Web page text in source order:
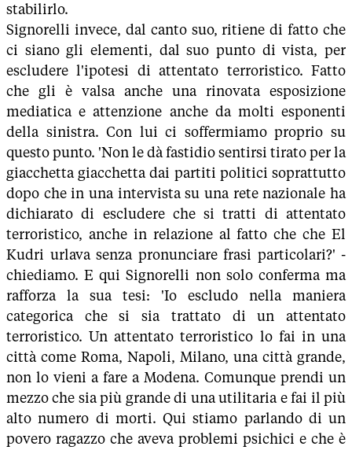
stabilirlo.
Signorelli invece, dal canto suo, ritiene di fatto che
ci siano gli elementi, dal suo punto di vista, per
escludere l'ipotesi di attentato terroristico. Fatto
che gli è valsa anche una rinovata esposizione
mediatica e attenzione anche da molti esponenti
della sinistra. Con lui ci soffermiamo proprio su
questo punto. 'Non le dà fastidio sentirsi tirato per la
giacchetta giacchetta dai partiti politici soprattutto
dopo che in una intervista su una rete nazionale ha
dichiarato di escludere che si tratti di attentato
terroristico, anche in relazione al fatto che che El
Kudri urlava senza pronunciare frasi particolari?' -
chiediamo. E qui Signorelli non solo conferma ma
rafforza la sua tesi: 'Io escludo nella maniera
categorica che si sia trattato di un attentato
terroristico. Un attentato terroristico lo fai in una
città come Roma, Napoli, Milano, una città grande,
non lo vieni a fare a Modena. Comunque prendi un
mezzo che sia più grande di una utilitaria e fai il più
alto numero di morti. Qui stiamo parlando di un
povero ragazzo che aveva problemi psichici e che è